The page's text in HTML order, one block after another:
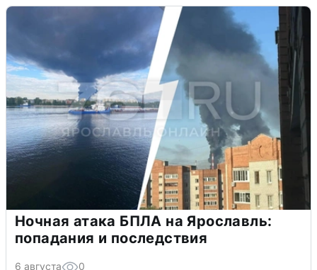
Ночная атака БПЛА на Ярославль:
попадания и последствия
6 августа 0